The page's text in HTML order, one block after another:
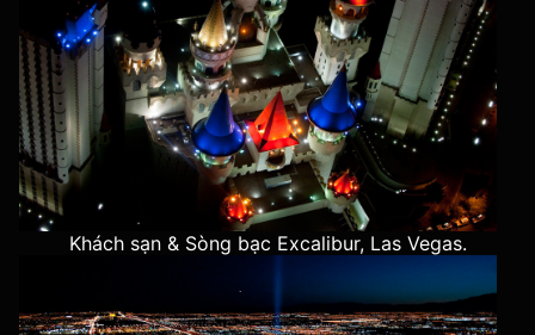
Khách sạn & Sòng bạc Excalibur, Las Vegas.